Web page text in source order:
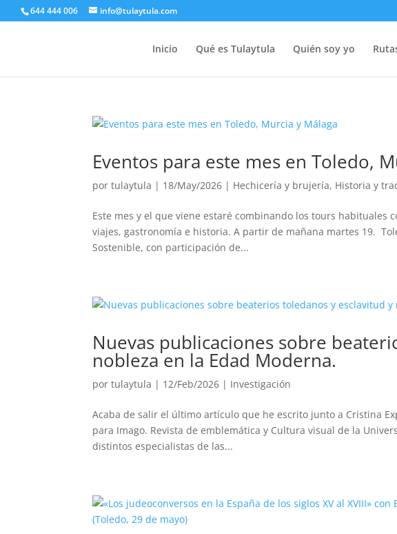
644 444 006 info@tulaytula.com
Inicio Qué es Tulaytula Quién soy yo
Eventos para este mes en Toledo,
portulaytula | 18/May/2026 | Hechicería y brujería, Historia y
Este mes y el que viene estaré combinando los tours
viajes, gastronomía e historia. A partir de mañana martes 19.
Sostenible, con participación de...
Nuevas publicaciones sobre
nobleza en la Edad Moderna.
portulaytula | 12/Feb/2026 | Investigación
Acaba de salir el último artículo que he escrito junto a Cristina
para Imago. Revista de emblemática y Cultura visual de la
distintos especialistas de las...